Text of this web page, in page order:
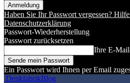
Haben Sie Ihr Passwort vergessen?
Datenschutzerklärung
Passwort-Wiederherstellung
Passwort zurücksetzen
Ihre E-
Ein Passwort wird Ihnen per Email
DenkfabrikBlog